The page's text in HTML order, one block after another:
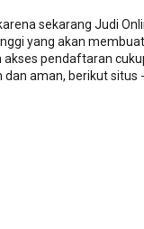
sekarang Judi
yang akan
pendaftaran
aman, berikut situs